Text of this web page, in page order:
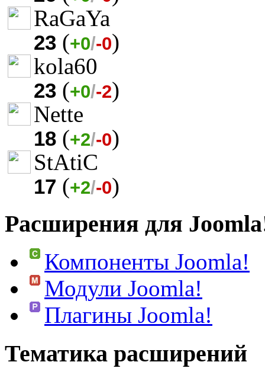
RaGaYa
23 (+0/-0)
kola60
23 (+0/-2)
Nette
18 (+2/-0)
StAtiC
17 (+2/-0)
Расширения для
Компоненты Joomla!
Модули Joomla!
Плагины Joomla!
Тематика расширений